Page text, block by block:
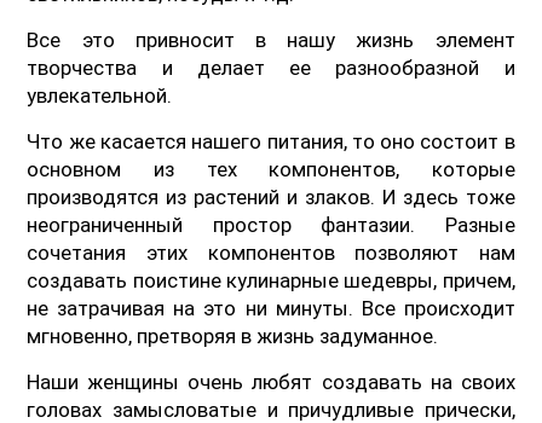
Все это привносит в нашу жизнь элемент
творчества и делает ее разнообразной и
увлекательной.
Что же касается нашего питания, то оно состоит в
основном из тех компонентов, которые
производятся из растений и злаков. И здесь тоже
неограниченный простор фантазии. Разные
сочетания этих компонентов позволяют нам
создавать поистине кулинарные шедевры, причем,
не затрачивая на это ни минуты. Все происходит
мгновенно, претворяя в жизнь задуманное.
Наши женщины очень любят создавать на своих
головах замысловатые и причудливые прически,